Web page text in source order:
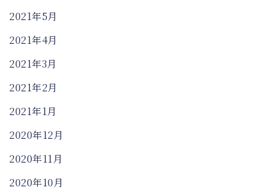
2021年5月
2021年4月
2021年3月
2021年2月
2021年1月
2020年12月
2020年11月
2020年10月